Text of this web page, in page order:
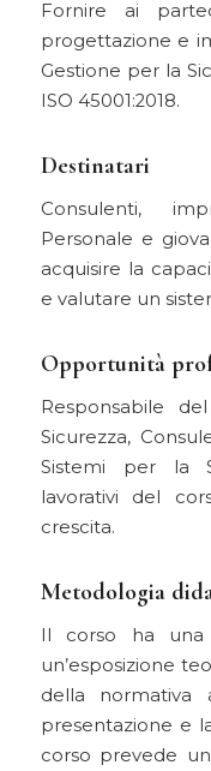
Fornire ai
progettazione e
Gestione per la
ISO 45001:2018.
Destinatari
Consulenti,
Personale e
acquisire la
e valutare un
Opportunità
Responsabile
Sicurezza,
Sistemi per la
lavorativi del
crescita.
Metodologia
Il corso ha una
un’esposizione
della normativa
presentazione e
corso prevede